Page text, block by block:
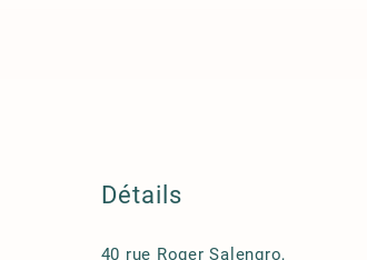
Détails
40 rue Roger Salengro,